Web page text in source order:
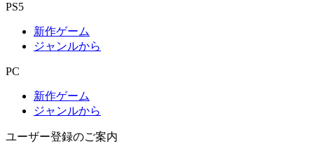
PS5
新作ゲーム
ジャンルから
PC
新作ゲーム
ジャンルから
ユーザー登録のご案内